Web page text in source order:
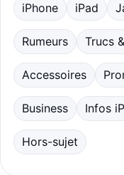
iPhone iPad
Rumeurs Trucs
Accessoires
Business Infos
Hors-sujet